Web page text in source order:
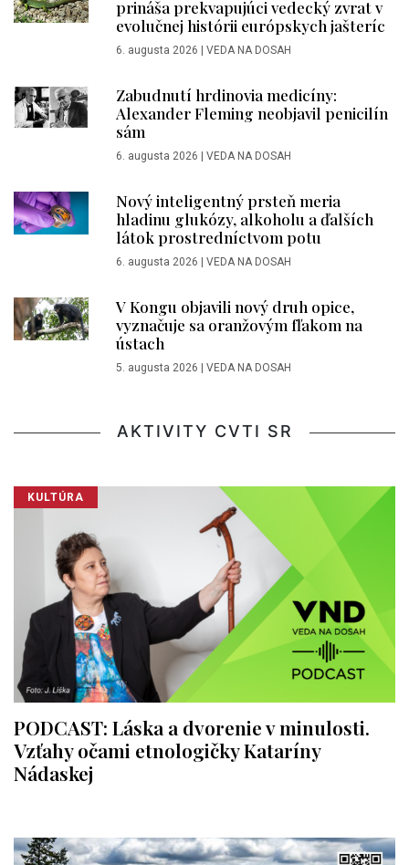
prináša prekvapujúci vedecký zvrat v
evolučnej histórii európskych jašteríc
6. augusta 2026 VEDA NA DOSAH
Zabudnutí hrdinovia medicíny:
Alexander Fleming neobjavil penicilín
sám
6. augusta 2026 VEDA NA DOSAH
Nový inteligentný prsteň meria
hladinu glukózy, alkoholu a ďalších
látok prostredníctvom potu
6. augusta 2026 VEDA NA DOSAH
V Kongu objavili nový druh opice,
vyznačuje sa oranžovým fľakom na
ústach
5. augusta 2026 VEDA NA DOSAH
AKTIVITY CVTI SR
KULTÚRA
PODCAST: Láska a dvorenie v minulosti.
Vzťahy očami etnologičky Kataríny
Nádaskej